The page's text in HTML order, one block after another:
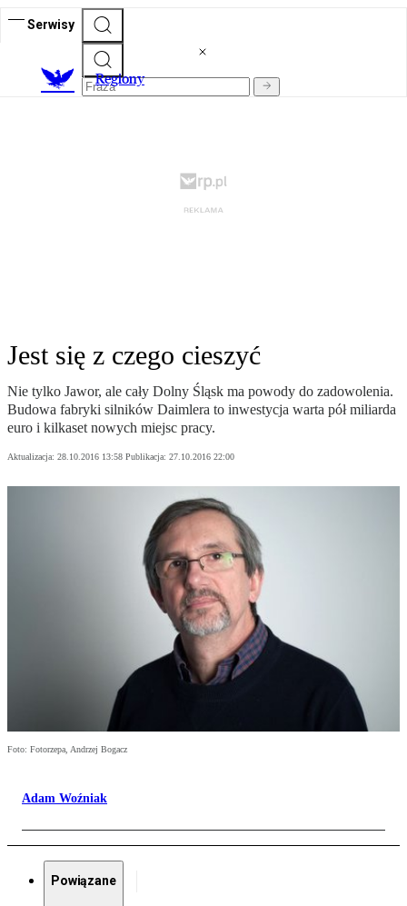
Serwisy
Regiony
Jest się z czego cieszyć
Nie tylko Jawor, ale cały Dolny Śląsk ma powody do zadowolenia.
Budowa fabryki silników Daimlera to inwestycja warta pół miliarda
euro i kilkaset nowych miejsc pracy.
Aktualizacja: 28.10.2016 13:58 Publikacja: 27.10.2016 22:00
Foto: Fotorzepa, Andrzej Bogacz
Adam Woźniak
Powiązane